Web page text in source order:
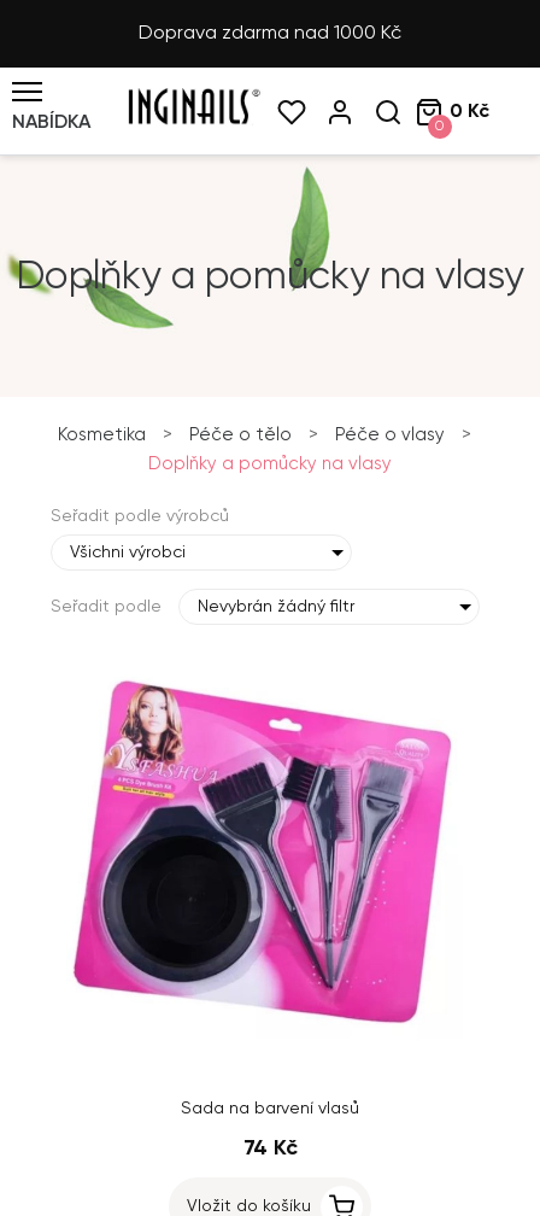
Doprava zdarma nad 1000 Kč
NABÍDKA 0
0 Kč
Doplňky a pomůcky na vlasy
Kosmetika > Péče o tělo > Péče o vlasy
>
Doplňky a pomůcky na vlasy
Seřadit podle výrobců
Všichni výrobci
Seřadit podle Nevybrán žádný filtr
Sada na barvení vlasů
74 Kč
Vložit do košíku